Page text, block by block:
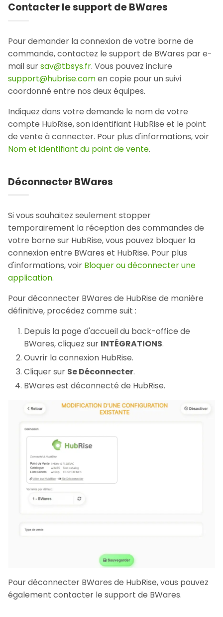
Contacter le support de BWares
Pour demander la connexion de votre borne de
commande, contactez le support de BWares par e-
mail sursav@tbsys.fr. Vous pouvez inclure
support@hubrise.comen copie pour un suivi
coordonné entre nos deux équipes.
Indiquez dans votre demande le nom de votre
compte HubRise, son identifiant HubRise et le point
de vente à connecter. Pour plus d'informations, voir
Nom et identifiant du point de vente.
Déconnecter BWares
Si vous souhaitez seulement stopper
temporairement la réception des commandes de
votre borne sur HubRise, vous pouvez bloquer la
connexion entre BWares et HubRise. Pour plus
d'informations, voir Bloquer ou déconnecter une
application.
Pour déconnecter BWares de HubRise de manière
définitive, procédez comme suit :
Depuis la page d'accueil du back-office de
BWares, cliquez sur INTÉGRATIONS.
Ouvrir la connexion HubRise.
Cliquer sur Se Déconnecter.
BWares est déconnecté de HubRise.
Pour déconnecter BWares de HubRise, vous pouvez
également contacter le support de BWares.